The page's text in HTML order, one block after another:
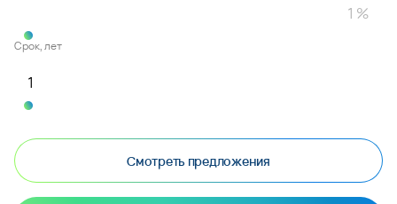
Срок, лет
Смотреть предложения